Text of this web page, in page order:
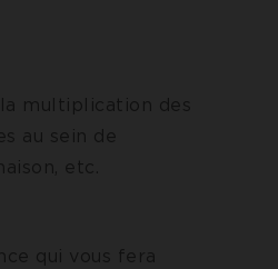
multiplication des
au sein de
etc.
qui vous fera